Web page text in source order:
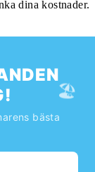
dina kostnader.
🏖️
bästa